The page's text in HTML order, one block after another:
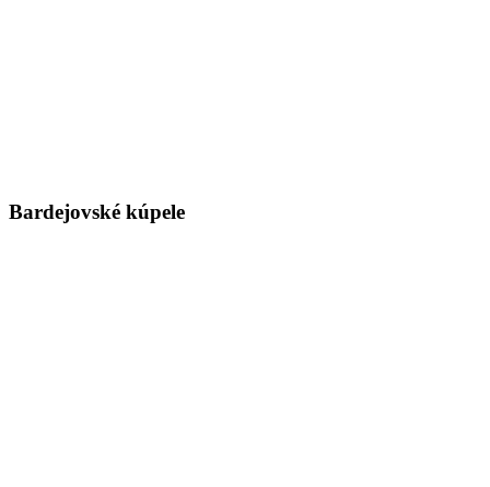
Bardejovské kúpele